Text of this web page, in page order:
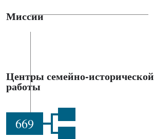
Миссии
Центры семейно-исторической
работы
669